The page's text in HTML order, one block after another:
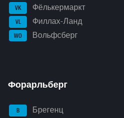
VK Фёлькермаркт
VL Филлах-Ланд
WO Вольфсберг
Форарльберг
B Брегенц